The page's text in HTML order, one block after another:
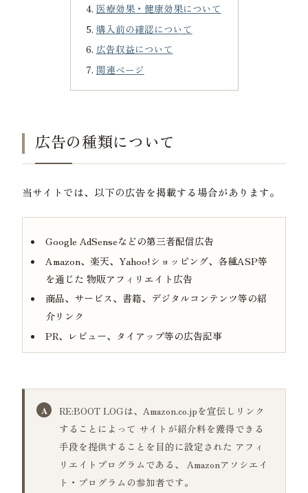
医療効果・健康効果について
購入前の確認について
広告収益について
関連ページ
広告の種類について
当サイトでは、以下の広告を掲載する場合があります。
Google AdSenseなどの第三者配信広告
Amazon、楽天、Yahoo!ショッピング、各種ASP等
を通じた 物販アフィリエイト広告
商品、サービス、書籍、デジタルコンテンツ等の紹
介リンク
PR、レビュー、タイアップ等の広告記事
RE:BOOT LOGは、Amazon.co.jpを宣伝しリンク
することによって サイトが紹介料を獲得できる
手段を提供することを目的に設定された アフィ
リエイトプログラムである、 Amazonアソシエイ
ト・プログラムの参加者です。